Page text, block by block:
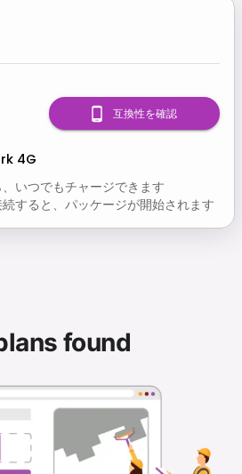
4G
いつでもチャージできます
すると、パッケージが開始されます
互換性を確認
found